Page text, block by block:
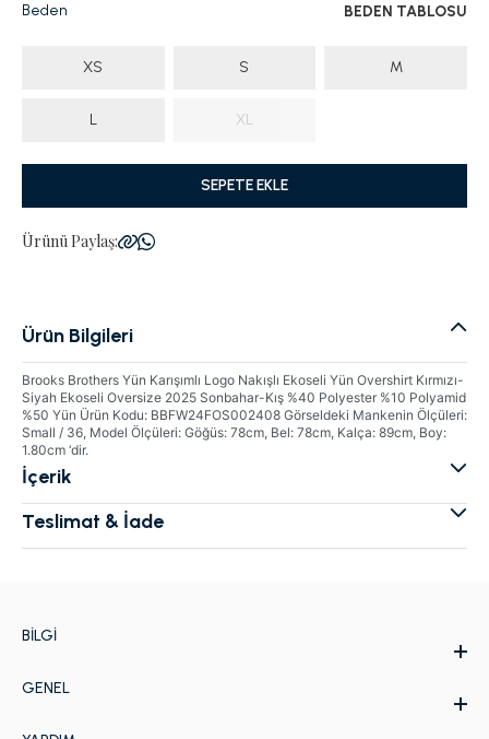
Beden BEDEN TABLOSU
XS S M
L XL
SEPETE EKLE
Ürünü Paylaş:
Ürün Bilgileri
Brooks Brothers Yün Karışımlı Logo Nakışlı Ekoseli Yün Overshirt Kırmızı-
Siyah Ekoseli Oversize 2025 Sonbahar-Kış %40 Polyester %10 Polyamid
%50 Yün Ürün Kodu: BBFW24FOS002408 Görseldeki Mankenin Ölçüleri:
Small / 36, Model Ölçüleri: Göğüs: 78cm, Bel: 78cm, Kalça: 89cm, Boy:
1.80cm ‘dir.
İçerik
Teslimat & İade
BILGI
Hakkımızda
GENEL